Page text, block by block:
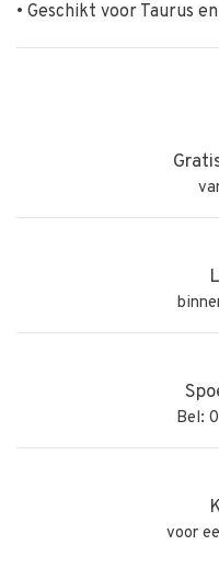
• Geschikt voor Taurus
Bel:
voor